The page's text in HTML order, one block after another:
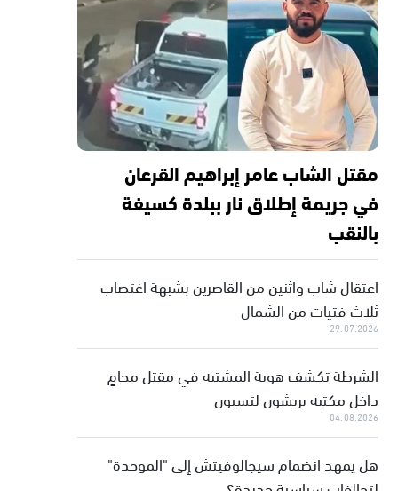
مقتل الشاب عامر إبراهيم القرعان
في جريمة إطلاق نار ببلدة كسيفة
بالنقب
اعتقال شاب واثنين من القاصرين بشبهة اغتصاب
ثلاث فتيات من الشمال
29.07.2026
الشرطة تكشف هوية المشتبه في مقتل محامٍ
داخل مكتبه بريشون لتسيون
04.08.2026
هل يمهد انضمام سيجالوفيتش إلى "الموحدة"